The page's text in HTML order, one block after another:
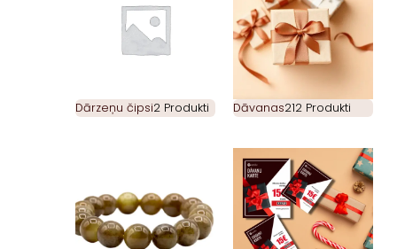
Dārzeņu čipsi2 Produkti Dāvanas212 Produkti